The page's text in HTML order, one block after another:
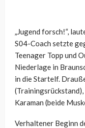
„Jugend forsch!“,
S04-Coach setzte
Teenager Topp und
Niederlage in
in die Startelf.
(Trainingsrückstand),
Karaman (beide
Verhaltener Beginn